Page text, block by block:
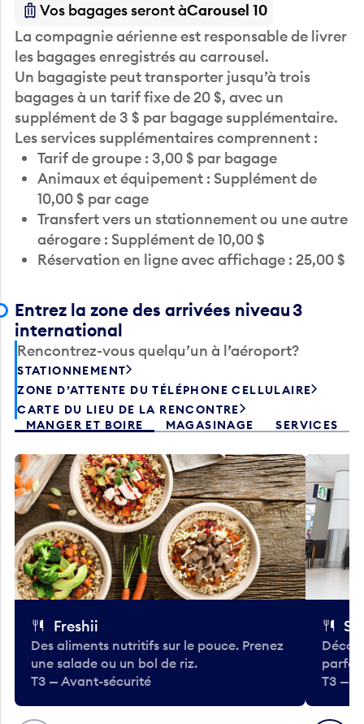
Vos bagages seront àCarousel 10
La compagnie aérienne est responsable de livrer
les bagages enregistrés au carrousel.
Un bagagiste peut transporter jusqu’à trois
bagages à un tarif fixe de 20 $, avec un
supplément de 3 $ par bagage supplémentaire.
Les services supplémentaires comprennent :
Tarif de groupe : 3,00 $ par bagage
Animaux et équipement : Supplément de
10,00 $ par cage
Transfert vers un stationnement ou une autre
aérogare : Supplément de 10,00 $
Réservation en ligne avec affichage : 25,00 $
Entrez la zone des arrivées niveau 3
international
Rencontrez-vous quelqu’un à l’aéroport?
STATIONNEMENT
ZONE D’ATTENTE DU TÉLÉPHONE CELLULAIRE
CARTE DU LIEU DE LA RENCONTRE
MANGER ET BOIRE
MAGASINAGE SERVICES
Freshii
Des aliments nutritifs sur le pouce. Prenez
une salade ou un bol de riz.
T3 — Avant-sécurité
T3 —